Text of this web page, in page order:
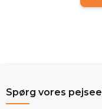
Spørg vores